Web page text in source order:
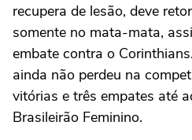
recupera de lesão, deve
somente no mata-mata,
embate contra o
ainda não perdeu na
vitórias e três empates até
Brasileirão Feminino.